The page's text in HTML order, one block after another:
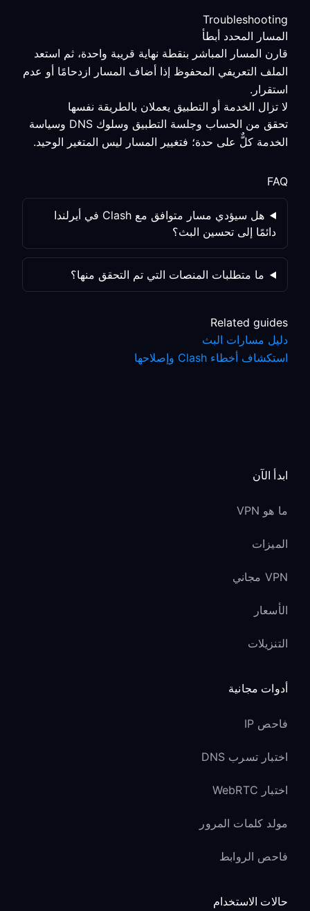
Troubleshooting
المسار المحدد أبطأ
قارن المسار المباشر بنقطة نهاية قريبة واحدة، ثم استعد
الملف التعريفي المحفوظ إذا أضاف المسار ازدحامًا أو عدم
استقرار.
لا تزال الخدمة أو التطبيق يعملان بالطريقة نفسها
تحقق من الحساب وجلسة التطبيق وسلوك DNS وسياسة
الخدمة كلٌّ على حدة؛ فتغيير المسار ليس المتغير الوحيد.
FAQ
هل سيؤدي مسار متوافق مع Clash في أيرلندا
دائمًا إلى تحسين البث؟
ما متطلبات المنصات التي تم التحقق منها؟
Related guides
دليل مسارات البث
استكشاف أخطاء Clash وإصلاحها
ابدأ الآن
ما هو VPN
الميزات
VPN مجاني
الأسعار
التنزيلات
أدوات مجانية
فاحص IP
اختبار تسرب DNS
اختبار WebRTC
مولد كلمات المرور
فاحص الروابط
حالات الاستخدام